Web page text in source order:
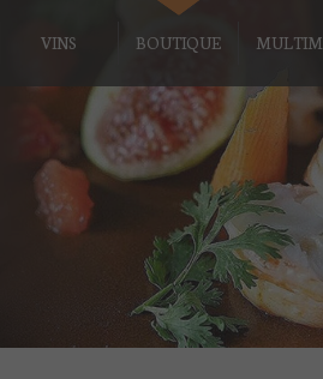
VINS BOUTIQUE